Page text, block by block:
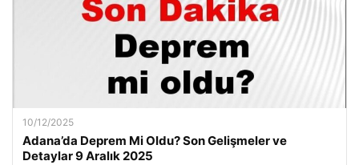
10/12/2025
Adana’da Deprem Mi Oldu? Son Gelişmeler ve
Detaylar 9 Aralık 2025